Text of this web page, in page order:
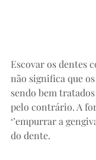
Escovar os dentes
não significa que
sendo bem
pelo contrário. A
‘’empurrar a
do dente. ⠀